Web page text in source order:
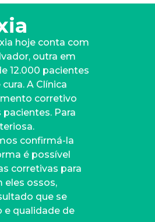
hoje conta com
outra em
12.000 pacientes
A Clínica
corretivo
Para
confirmá-la
é possível
corretivas para
eles ossos,
que se
e qualidade de